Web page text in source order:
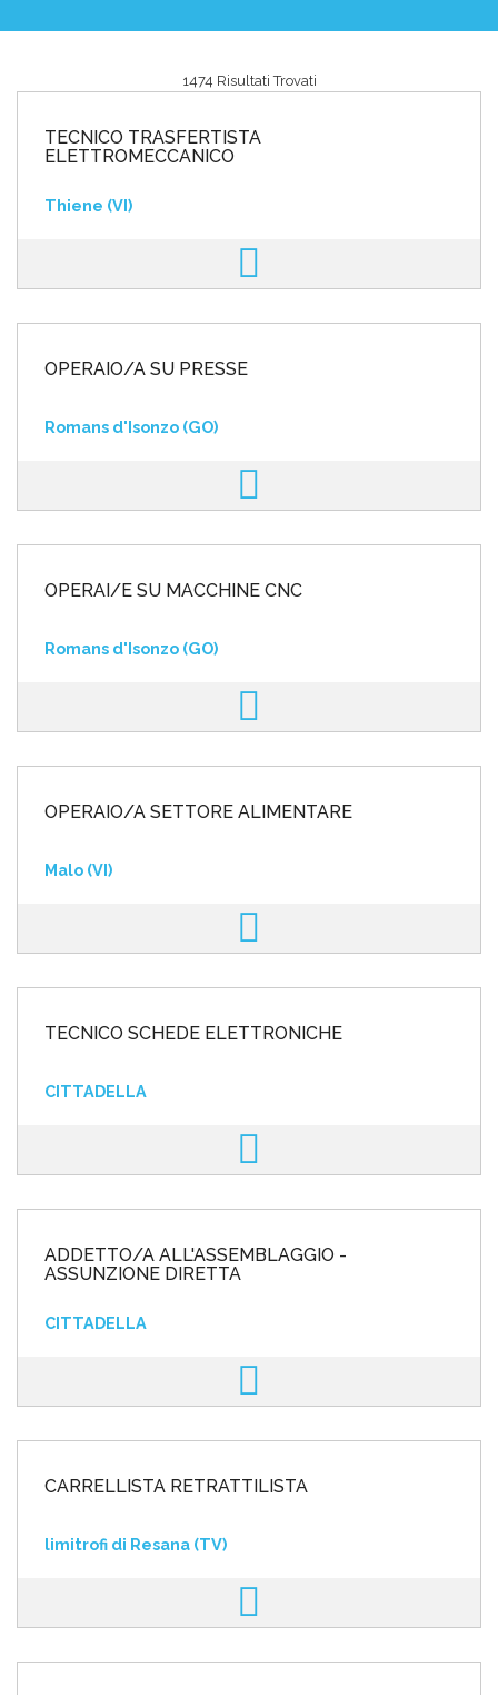
INVIA CV
1474 Risultati Trovati
TECNICO TRASFERTISTA
ELETTROMECCANICO
Thiene (VI)
OPERAIO/A SU PRESSE
Romans d'Isonzo (GO)
OPERAI/E SU MACCHINE CNC
Romans d'Isonzo (GO)
OPERAIO/A SETTORE ALIMENTARE
Malo (VI)
TECNICO SCHEDE ELETTRONICHE
CITTADELLA
ADDETTO/A ALL'ASSEMBLAGGIO -
ASSUNZIONE DIRETTA
CITTADELLA
CARRELLISTA RETRATTILISTA
limitrofi di Resana (TV)